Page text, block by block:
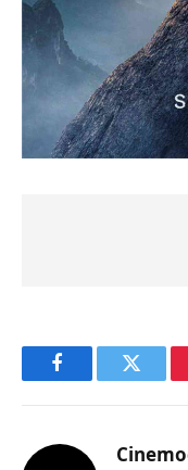
FacebookTwitter